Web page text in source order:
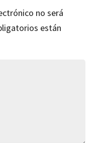
no será
están